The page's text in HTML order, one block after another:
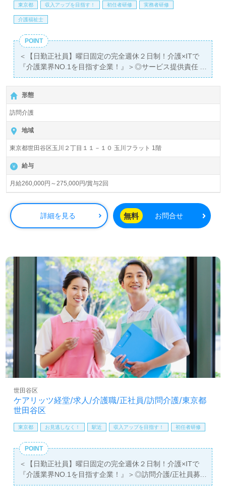
せお待ちしております。
東京都 収入アップを目指す！ 初任者研修 実務者研修
介護福祉士
POINT
＜【日勤正社員】曜日固定の完全週休２日制！介護×ITで
『介護業界NO.1を目指す企業！』＞◎サービス提供責任
者/正社員募集◎
【月給 260,000円～275,000円 /賞与2回】＊初任者研修以
上有資格者向け求人＊『二子玉川駅』徒歩5分。
『ケアリッツ二子玉川』株式会社ケアリッツ・アンド・パ
ートナーズ（本社：東京都新宿区）様の運営です。従業員
数2,600人以上。宮城、東京、神奈川、千葉、埼玉、愛
知、山梨、大阪を中心に訪問介護、通所介護、短期入所生
活介護、居宅介護支援、パートナーズサービス、レジデン
シャル、トラベル事業を展開。IT技術を活用して介護業界
NO.1を目指されている、注目の企業様です。
◎ご利用者様の笑顔がやりがいに！『ケアリッツ品質』で
プロフェッショナル訪問介護を実現される事業所様！◎
看護助手や介護職経験をベースにサービス提供責任者経験
報共有/協力体制、ご利用者様やご家族様からの笑顔も働く
あなたのモチベーションに！『ご利用者様のお役に立ちた
い、資格/経験を活かしたい』『サービス提供責任者とし
て、働きがいを感じながら仕事をしたい』『転職で施設形
態や環境を変えて働きたい』等の方も大歓迎です。サービ
ス提供エリアは世田谷区。こちらの求人は＜サービス提供
責任者紹介専任コンサルタント＞より募集詳細等をご案内
します。お問い合わせも遠慮なくお願いします。
全国の求人ご紹介！医療/福祉業界の正社員/パート仕事探
しは【ウィルオブ介護】＊求人情報収集、将来的に検討の
方も遠慮なく＊
相談可能です。転職相談、求人紹介、年収交渉など完全無
料サービスをご利用いただけます。＜非公開求人も取扱い
あり！＞"転職支援"のプロと一緒に転職活動！お問い合わ
せお待ちしております。
形態
訪問介護
地域
東京都世田谷区玉川２丁目１１－１０ 玉川フラット 1階
給与
月給260,000円～275,000円/賞与2回
詳細を見る 無料 お問合せ
ケアリッツ経堂/求人/介護職/正社員/訪問介護/東京都
世田谷区
世田谷区
東京都 お見逃しなく！ 駅近 収入アップを目指す！ 初任者研修
POINT
＜【日勤正社員】曜日固定の完全週休２日制！介護×ITで
『介護業界NO.1を目指す企業！』＞◎訪問介護/正社員募
集◎